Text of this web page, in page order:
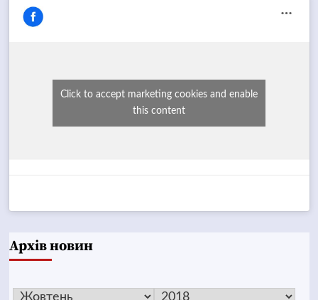
Click to accept marketing cookies and enable
this content
Архів новин